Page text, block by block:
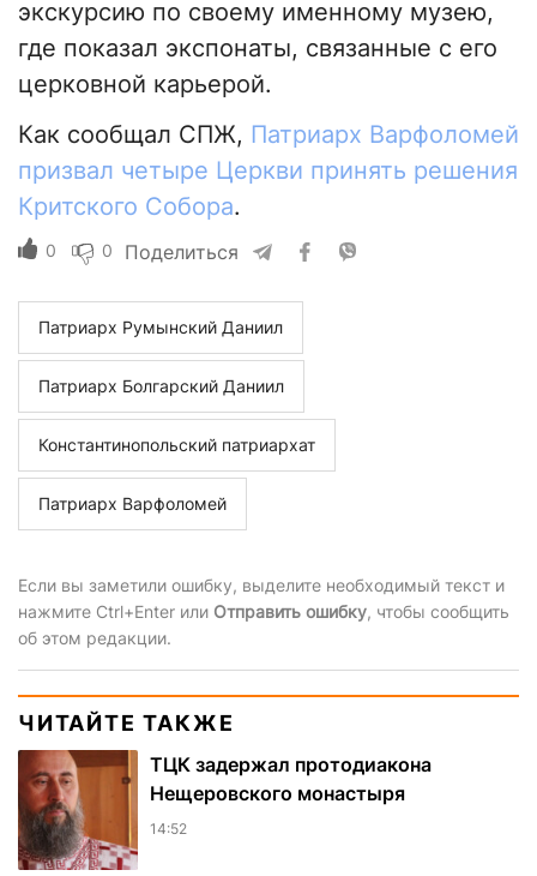
экскурсию по своему именному музею,
где показал экспонаты, связанные с его
церковной карьерой.
Как сообщал СПЖ, Патриарх Варфоломей
призвал четыре Церкви принять решения
Критского Собора.
0 0 Поделиться
Патриарх Румынский Даниил
Патриарх Болгарский Даниил
Константинопольский патриархат
Патриарх Варфоломей
Если вы заметили ошибку, выделите необходимый текст и
нажмите Ctrl+Enter или Отправить ошибку, чтобы сообщить
об этом редакции.
ЧИТАЙТЕ ТАКЖЕ
ТЦК задержал протодиакона
Нещеровского монастыря
14:52